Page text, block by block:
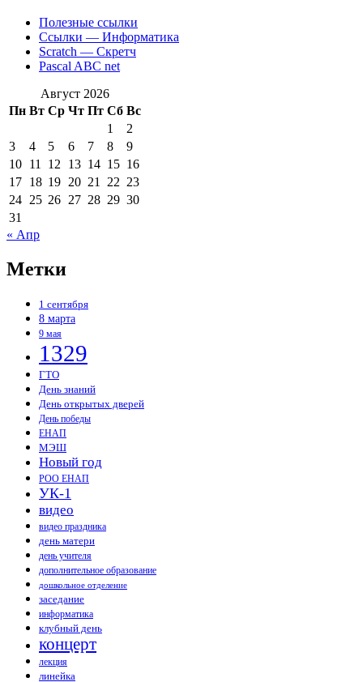
Полезные ссылки
Ссылки — Информатика
Scratch — Скретч
Pascal ABC net
Август 2026
Пн Вт Ср Чт Пт Сб Вс
1
2
3
4 5 6 7 8
9
10 11 12 13 14 15 16
17 18 19 20 21 22 23
24 25 26 27 28 29 30
31
« Апр
Метки
1 сентября
8 марта
9 мая
1329
ГТО
День знаний
День открытых дверей
День победы
ЕНАП
МЭШ
Новый год
РОО ЕНАП
УК-1
видео
видео праздника
день матери
день учителя
дополнительное образование
дошкольное отделение
заседание
информатика
клубный день
концерт
лекция
линейка